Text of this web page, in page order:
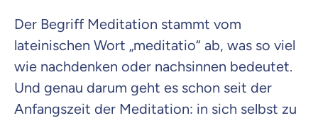
Der Begriff Meditation stammt vom
lateinischen Wort „meditatio“ ab, was so viel
wie nachdenken oder nachsinnen bedeutet.
Und genau darum geht es schon seit der
Anfangszeit der Meditation: in sich selbst zu